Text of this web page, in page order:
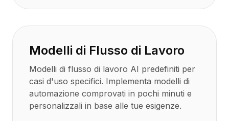
Forward-Deployed Engineering
Programma di Affiliazione
Forum della comunità
Prezzi
Servizi
Casi studio
Cloud Dedicato
Sviluppatori
Modelli di Flusso di Lavoro
Modelli di flusso di lavoro AI predefiniti per
casi d'uso specifici. Implementa modelli di
automazione comprovati in pochi minuti e
personalizzali in base alle tue esigenze.